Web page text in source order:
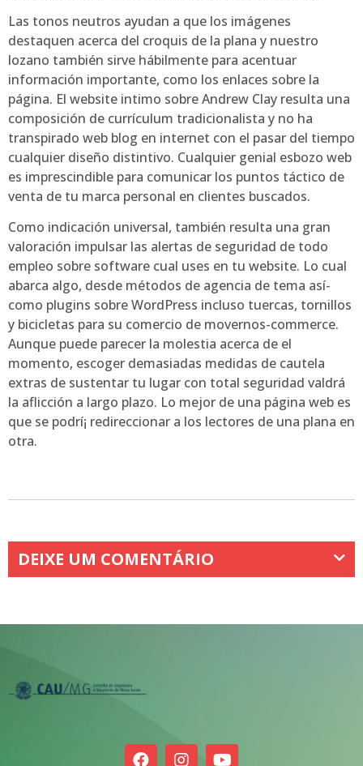
Las tonos neutros ayudan a que los imágenes
destaquen acerca del croquis de la plana y nuestro
lozano también sirve hábilmente para acentuar
información importante, como los enlaces sobre la
página. El website intimo sobre Andrew Clay resulta una
composición de currículum tradicionalista y no ha
transpirado web blog en internet con el pasar del tiempo
cualquier diseño distintivo. Cualquier genial esbozo web
es imprescindible para comunicar los puntos táctico de
venta de tu marca personal en clientes buscados.
Como indicación universal, también resulta una gran
valoración impulsar las alertas de seguridad de todo
empleo sobre software cual uses en tu website. Lo cual
abarca algo, desde métodos de agencia de tema así­
como plugins sobre WordPress incluso tuercas, tornillos
y bicicletas para su comercio de movernos-commerce.
Aunque puede parecer la molestia acerca de el
momento, escoger demasiadas medidas de cautela
extras de sustentar tu lugar con total seguridad valdrá
la aflicción a largo plazo. Lo mejor de una página web es
que se podrí¡ redireccionar a los lectores de una plana en
otra.
DEIXE UM COMENTÁRIO